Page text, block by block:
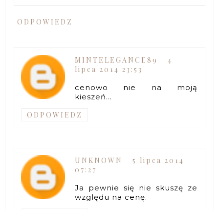
ODPOWIEDZ
MINTELEGANCE89
4
lipca 2014 23:53
cenowo nie na moją
kieszeń...
ODPOWIEDZ
UNKNOWN
5 lipca 2014
07:27
Ja pewnie się nie skuszę ze
względu na cenę.